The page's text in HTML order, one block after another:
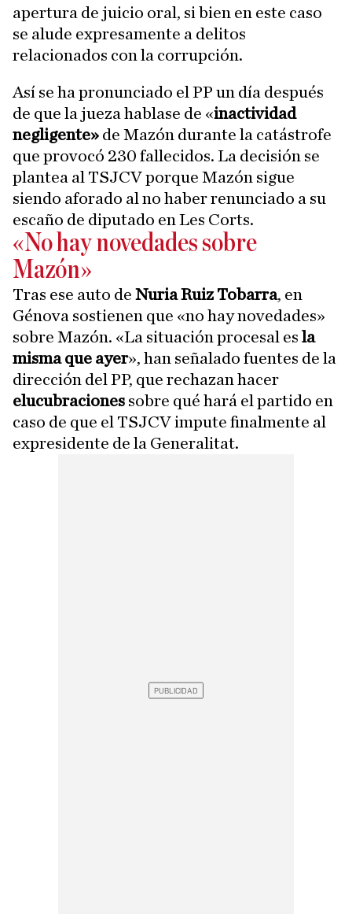
apertura de juicio oral, si bien en este caso
se alude expresamente a delitos
relacionados con la corrupción.
Así se ha pronunciado el PP un día después
de que la jueza hablase de «inactividad
negligente» de Mazón durante la catástrofe
que provocó 230 fallecidos. La decisión se
plantea al TSJCV porque Mazón sigue
siendo aforado al no haber renunciado a su
escaño de diputado en Les Corts.
«No hay novedades sobre
Mazón»
Tras ese auto de Nuria Ruiz Tobarra, en
Génova sostienen que «no hay novedades»
sobre Mazón. «La situación procesal es la
misma que ayer», han señalado fuentes de la
dirección del PP, que rechazan hacer
elucubraciones sobre qué hará el partido en
caso de que el TSJCV impute finalmente al
expresidente de la Generalitat.